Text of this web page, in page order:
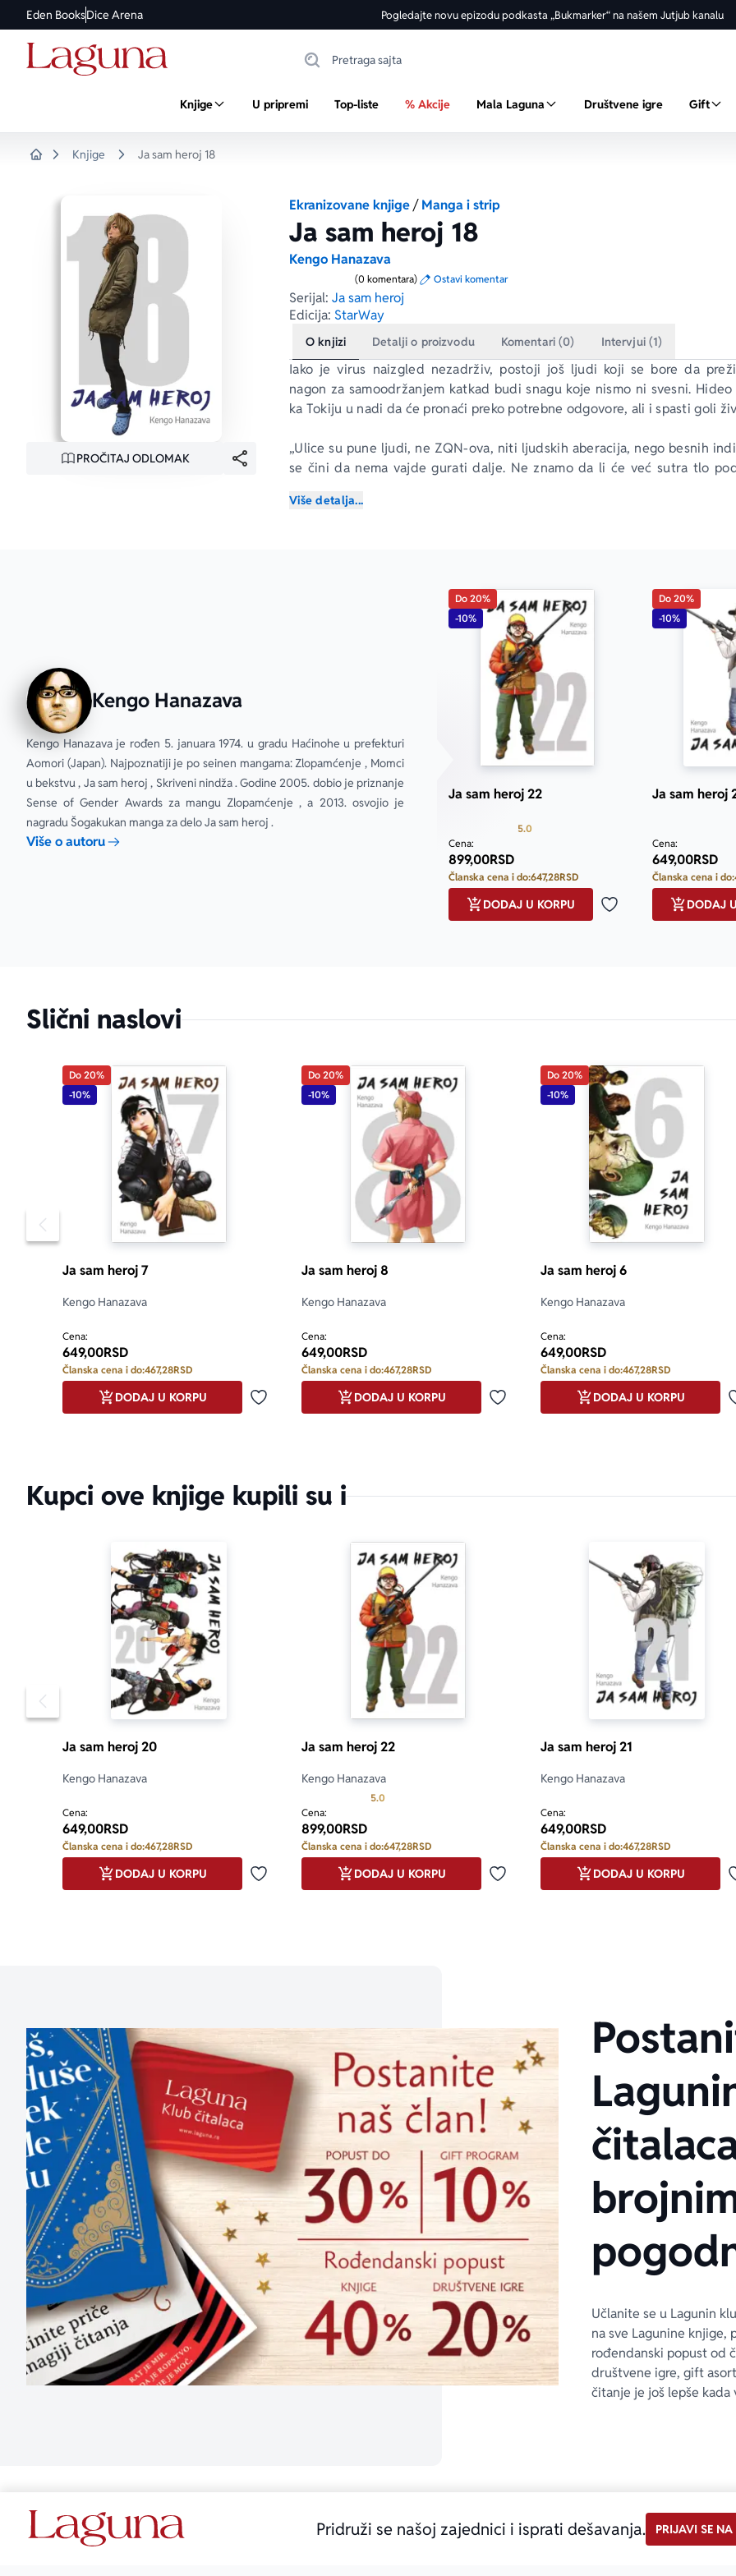
Eden BooksDice Arena Pogledajte novu epizodu podkasta „Bukmarker“ na našem Jutjub kanalu
Knjige U pripremi Top-liste % Akcije Mala Laguna Društvene igre Gift
Knjige Ja sam heroj 18
PROČITAJ ODLOMAK
Ekranizovane knjige/Manga i strip
Ja sam heroj 18
Kengo Hanazava
(0 komentara) Ostavi komentar
Serijal: Ja sam heroj
Edicija: StarWay
O knjizi Detalji o proizvodu Komentari (0) Intervjui (1)
Iako je virus naizgled nezadrživ, postoji još ljudi koji se bore da
nagon za samoodržanjem katkad budi snagu koje nismo ni svesni.
ka Tokiju u nadi da će pronaći preko potrebne odgovore, ali i spasti goli
„Ulice su pune ljudi, ne ZQN-ova, niti ljudskih aberacija, nego besnih
se čini da nema vajde gurati dalje. Ne znamo da li će već sutra tlo
rame ili da zaglavimo u četiri zida bez prozora. Potreban nam je razlog da
Više detalja...
Kengo Hanazava
Kengo Hanazava je rođen 5. januara 1974. u gradu Haćinohe u prefekturi
Aomori (Japan). Najpoznatiji je po seinen mangama: Zlopamćenje , Momci
u bekstvu , Ja sam heroj , Skriveni nindža . Godine 2005. dobio je priznanje
Sense of Gender Awards za mangu Zlopamćenje , a 2013. osvojio je
nagradu Šogakukan manga za delo Ja sam heroj .
Više o autoru
Do 20%
-10%
Ja sam heroj 22
5.0
Cena:
899,00RSD
Članska cena i do:647,28RSD
Dodaj u omiljene
DODAJ U KORPU
Do 20%
-10%
Ja sam heroj
Cena:
649,00RSD
Članska cena i do:
DODAJ
Slični naslovi
Pomeranje sadržaja slajdera u levo
Do 20%
-10%
Ja sam heroj 7
Kengo Hanazava
Cena:
649,00RSD
Članska cena i do:467,28RSD
Dodaj u omiljene
DODAJ U KORPU
Do 20%
-10%
Ja sam heroj 8
Kengo Hanazava
Cena:
649,00RSD
Članska cena i do:467,28RSD
Dodaj u omiljene
DODAJ U KORPU
Do 20%
-10%
Ja sam heroj 6
Kengo Hanazava
Cena:
649,00RSD
Članska cena i do:467,28RSD
DODAJ U KORPU
Kupci ove knjige kupili su i
Pomeranje sadržaja slajdera u levo
Ja sam heroj 20
Kengo Hanazava
Cena:
649,00RSD
Članska cena i do:467,28RSD
Dodaj u omiljene
DODAJ U KORPU
Ja sam heroj 22
Kengo Hanazava
5.0
Cena:
899,00RSD
Članska cena i do:647,28RSD
Dodaj u omiljene
DODAJ U KORPU
Ja sam heroj 21
Kengo Hanazava
Cena:
649,00RSD
Članska cena i do:467,28RSD
DODAJ U KORPU
Učlanite se u Lagunin
na sve Lagunine knjige,
rođendanski popust od
društvene igre, gift
čitanje je još lepše kada
Pridruži se našoj zajednici i isprati dešavanja. PRIJAVI SE NA